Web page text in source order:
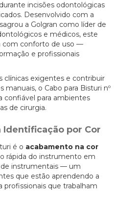
incisões odontológicas
Desenvolvido com a
a Golgran como líder de
e médicos, este
com conforto de uso —
e profissionais
clínicas exigentes e contribuir
o Cabo para Bisturi nº
confiável para ambientes
de cirurgia.
por Cor
é o acabamento na cor
rápida do instrumento em
instrumentais — um
que estão aprendendo a
profissionais que trabalham